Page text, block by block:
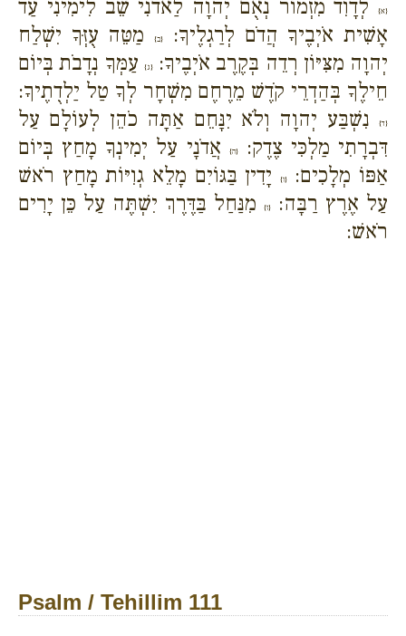
{א}
לְדָוִד מִזְמוֹר נְאֻם יְהוָה לַאדֹנִי שֵׁב לִימִינִי עַד
אָשִׁית אֹיְבֶיךָ הֲדֹם לְרַגְלֶיךָ:
{ב}מַטֵּה עֻזְּךָ יִשְׁלַח
יְהוָה מִצִּיּוֹן רְדֵה בְּקֶרֶב אֹיְבֶיךָ:{ג} עַמְּךָ נְדָבֹת בְּיוֹם
חֵילֶךָ בְּהַדְרֵי קֹדֶשׁ מֵרֶחֶם מִשְׁחָר לְךָ טַל יַלְדֻתֶיךָ:
{ד}
נִשְׁבַּע יְהוָה וְלֹא יִנָּחֵם אַתָּה כֹהֵן לְעוֹלָם עַל
דִּבְרָתִי מַלְכִּי צֶדֶק:{ה}
אֲדֹנָי עַל יְמִינְךָ מָחַץ בְּיוֹם
אַפּוֹ מְלָכִים:{ו}
יָדִין בַּגּוֹיִם מָלֵא גְוִיּוֹת מָחַץ רֹאשׁ
עַל אֶרֶץ רַבָּה:
{ז}
מִנַּחַל בַּדֶּרֶךְ יִשְׁתֶּה עַל כֵּן יָרִים
רֹאשׁ:
Psalm / Tehillim 111